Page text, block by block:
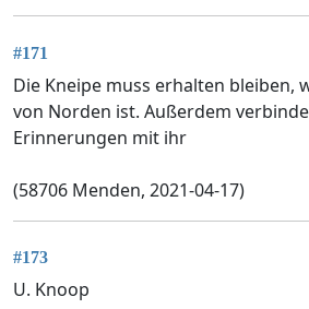
#171
Die Kneipe muss erhalten bleiben,
von Norden ist. Außerdem
Erinnerungen mit ihr
(58706 Menden, 2021-04-17)
#173
U. Knoop